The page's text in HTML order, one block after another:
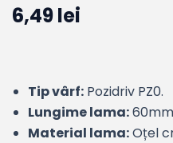
6,49lei
Tip vârf: Pozidriv PZ0.
Lungime lama:
Material lama:Oțel